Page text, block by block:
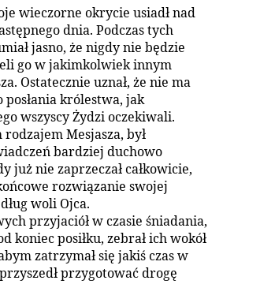
wieczorne okrycie usiadł nad
dnia. Podczas tych
jasno, że nigdy nie będzie
go w jakimkolwiek innym
Ostatecznie uznał, że nie ma
posłania królestwa, jak
wszyscy Żydzi oczekiwali.
Mesjasza, był
bardziej duchowo
już nie zaprzeczał całkowicie,
rozwiązanie swojej
woli Ojca.
przyjaciół w czasie śniadania,
koniec posiłku, zebrał ich wokół
zatrzymał się jakiś czas w
przygotować drogę